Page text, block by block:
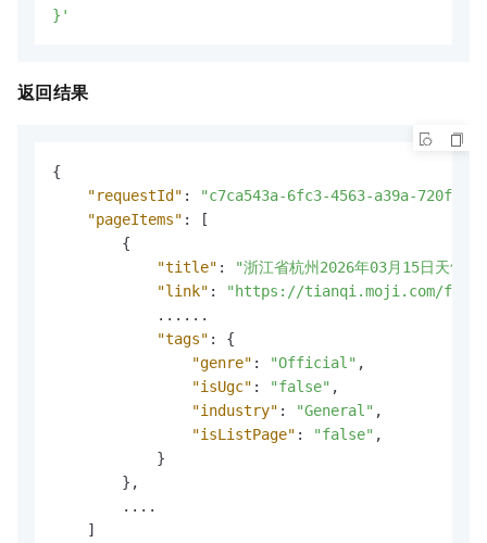
}'
返回结果
{
"requestId" :
"c7ca543a-6fc3-4563-a39a-
"pageItems" :
[
{
"title" :
"浙江省杭州2026年03月15日天气预
"link" :
"https://tianqi.moji.com/
            ......
"tags" :
{
"genre" : "Official" ,
"isUgc" : "false" ,
"industry" : "General" ,
"isListPage" : "false" ,
}
} ,
        ....
]